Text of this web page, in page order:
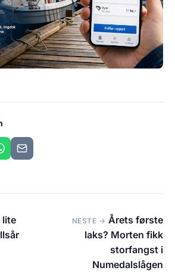
lite
NESTE → Årets første
laks? Morten fikk
storfangst i
Numedalslågen